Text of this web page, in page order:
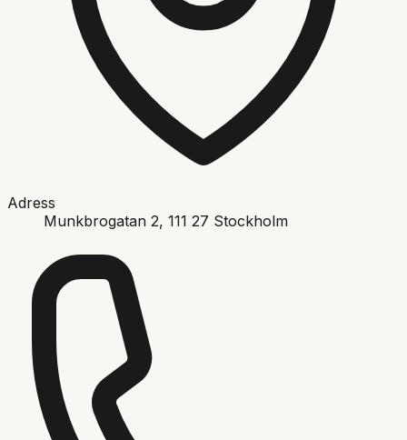
Adress
Munkbrogatan 2, 111 27 Stockholm